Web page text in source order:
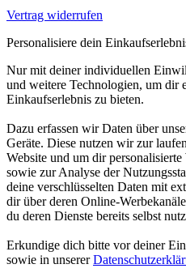
Vertrag widerrufen
Personalisiere dein
Nur mit deiner individuellen
und weitere Technologien, um dir
Einkaufserlebnis zu bieten.
Dazu erfassen wir Daten über
Geräte. Diese nutzen wir zur
Website und um dir
sowie zur Analyse der
deine verschlüsselten Daten mit
dir über deren Online-
du deren Dienste bereits selbst
Erkundige dich bitte vor deiner
sowie in unserer